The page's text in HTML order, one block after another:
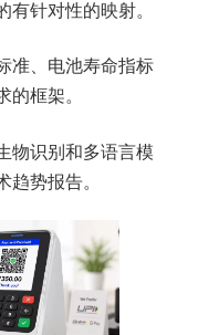
针对性的映射。
准、电池寿命指标
框架。
物识别和多语言模
势报告。